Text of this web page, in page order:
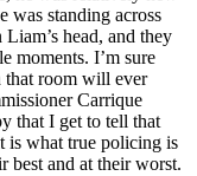
was standing across
head, and they
moments. I’m sure
that room will ever
Carrique
that I get to tell that
is what true policing is
best and at their worst.